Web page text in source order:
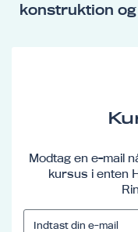
konstruktion
Modtag en e-mail
kursus i enten